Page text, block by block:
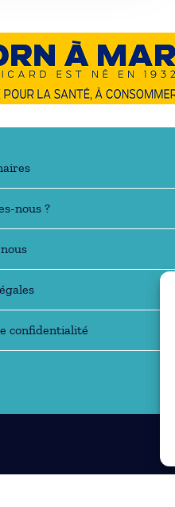
+
nous ?
confidentialité